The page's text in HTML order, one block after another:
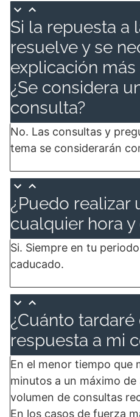
Si la repuesta a
resuelve y se
explicación
¿Se considera
consulta?
No. Las consultas y
tema se considerarán
¿Puedo realizar
cualquier hora y
Si. Siempre en tu
caducado.
¿Cuánto
respuesta a mi
En el menor tiempo que
minutos a un máximo
volumen de consultas
En los casos de fuerza